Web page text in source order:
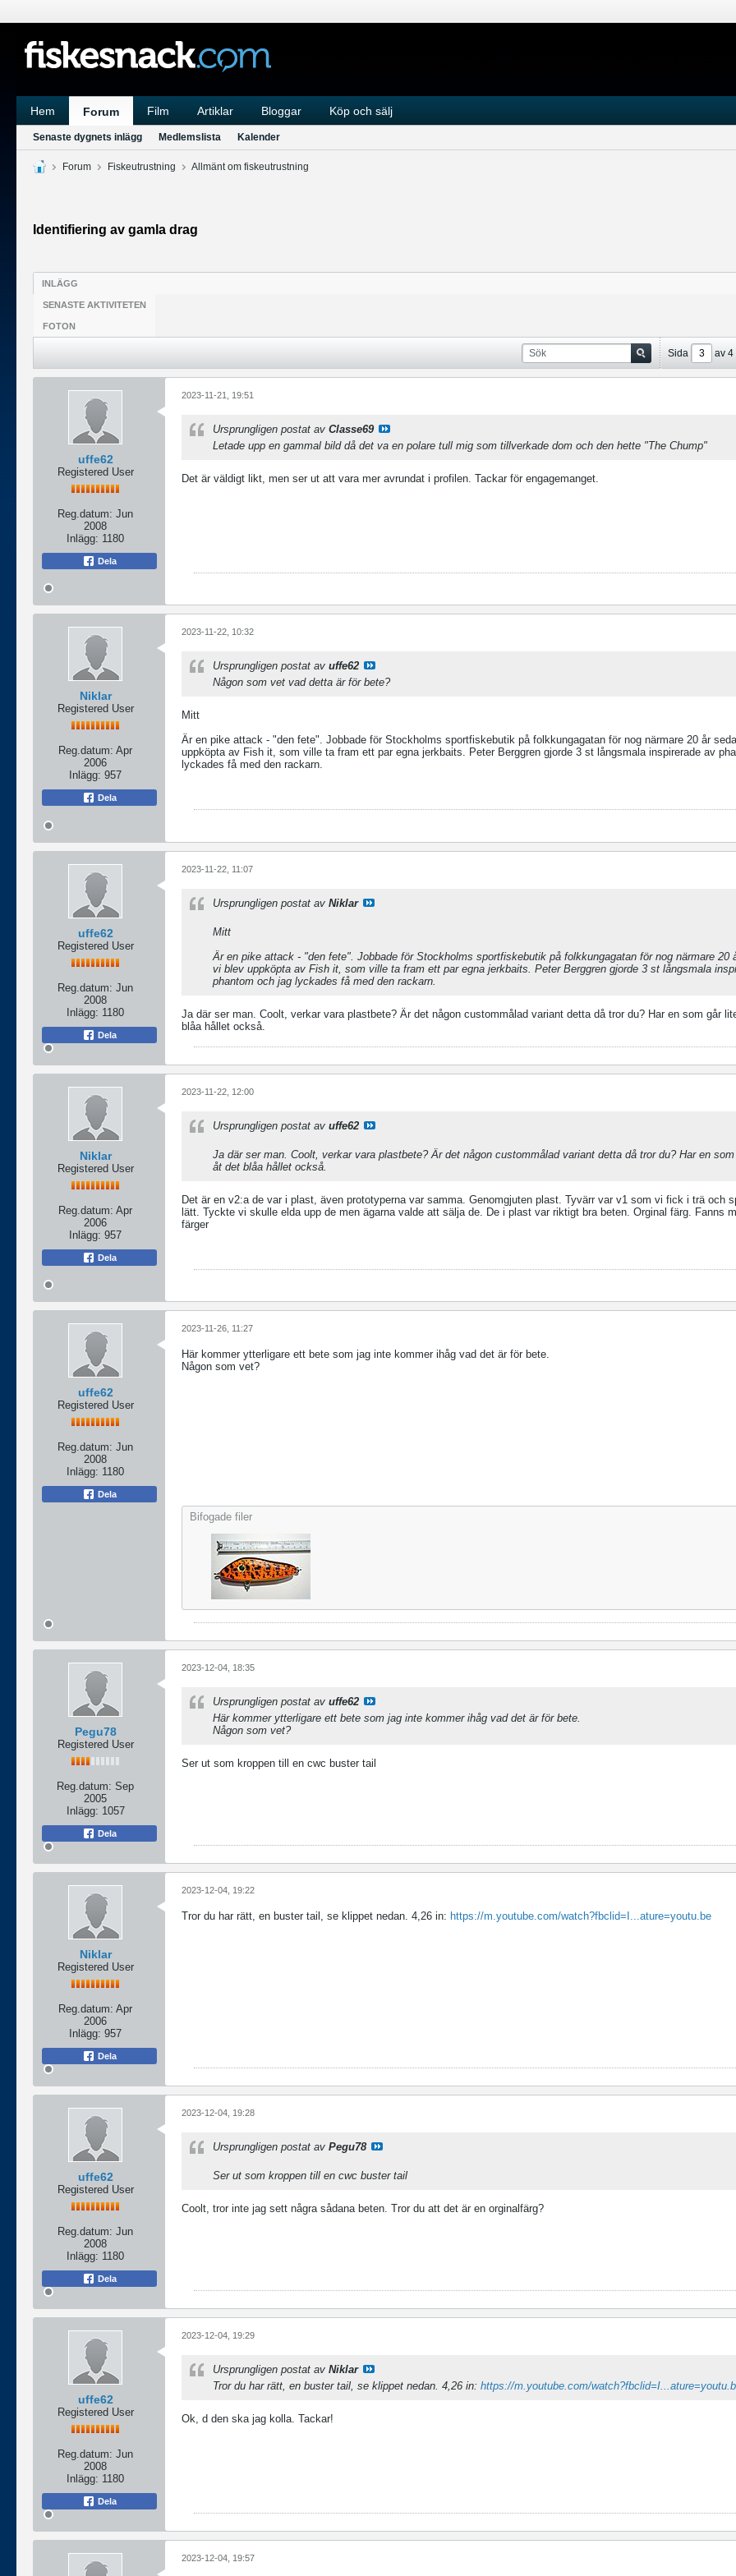
Hem Forum Film Artiklar Bloggar Köp och sälj
Senaste dygnets inlägg Medlemslista Kalender
Forum Fiskeutrustning Allmänt om fiskeutrustning
Identifiering av gamla drag
INLÄGG
SENASTE AKTIVITETEN
FOTON
Sida av 4
uffe62
Registered User
Reg.datum: Jun
2008
Inlägg: 1180
Dela
2023-11-21, 19:51
Ursprungligen postat av Classe69
Letade upp en gammal bild då det va en polare tull mig som tillverkade dom och den hette "The Chump"
Det är väldigt likt, men ser ut att vara mer avrundat i profilen. Tackar för engagemanget.
Niklar
Registered User
Reg.datum: Apr
2006
Inlägg: 957
Dela
2023-11-22, 10:32
Ursprungligen postat av uffe62
Någon som vet vad detta är för bete?
Mitt
Är en pike attack - "den fete". Jobbade för Stockholms sportfiskebutik på folkkungagatan för nog närmare 20 år
uppköpta av Fish it, som ville ta fram ett par egna jerkbaits. Peter Berggren gjorde 3 st långsmala inspirerade av
lyckades få med den rackarn.
uffe62
Registered User
Reg.datum: Jun
2008
Inlägg: 1180
Dela
2023-11-22, 11:07
Ursprungligen postat av Niklar
Mitt
Är en pike attack - "den fete". Jobbade för Stockholms sportfiskebutik på folkkungagatan för nog närmare 20
vi blev uppköpta av Fish it, som ville ta fram ett par egna jerkbaits. Peter Berggren gjorde 3 st långsmala
phantom och jag lyckades få med den rackarn.
Ja där ser man. Coolt, verkar vara plastbete? Är det någon custommålad variant detta då tror du? Har en som går
blåa hållet också.
Niklar
Registered User
Reg.datum: Apr
2006
Inlägg: 957
Dela
2023-11-22, 12:00
Ursprungligen postat av uffe62
Ja där ser man. Coolt, verkar vara plastbete? Är det någon custommålad variant detta då tror du? Har en
åt det blåa hållet också.
Det är en v2:a de var i plast, även prototyperna var samma. Genomgjuten plast. Tyvärr var v1 som vi fick i trä och
lätt. Tyckte vi skulle elda upp de men ägarna valde att sälja de. De i plast var riktigt bra beten. Orginal färg. Fanns
färger
uffe62
Registered User
Reg.datum: Jun
2008
Inlägg: 1180
Dela
2023-11-26, 11:27
Här kommer ytterligare ett bete som jag inte kommer ihåg vad det är för bete.
Någon som vet?
Bifogade filer
Pegu78
Registered User
Reg.datum: Sep
2005
Inlägg: 1057
Dela
2023-12-04, 18:35
Ursprungligen postat av uffe62
Här kommer ytterligare ett bete som jag inte kommer ihåg vad det är för bete.
Någon som vet?
Ser ut som kroppen till en cwc buster tail
Niklar
Registered User
Reg.datum: Apr
2006
Inlägg: 957
Dela
2023-12-04, 19:22
Tror du har rätt, en buster tail, se klippet nedan. 4,26 in: https://m.youtube.com/watch?fbclid=I...ature=youtu.be
uffe62
Registered User
Reg.datum: Jun
2008
Inlägg: 1180
Dela
2023-12-04, 19:28
Ursprungligen postat av Pegu78
Ser ut som kroppen till en cwc buster tail
Coolt, tror inte jag sett några sådana beten. Tror du att det är en orginalfärg?
uffe62
Registered User
Reg.datum: Jun
2008
Inlägg: 1180
Dela
2023-12-04, 19:29
Ursprungligen postat av Niklar
Tror du har rätt, en buster tail, se klippet nedan. 4,26 in: https://m.youtube.com/
Ok, d den ska jag kolla. Tackar!
2023-12-04, 19:57